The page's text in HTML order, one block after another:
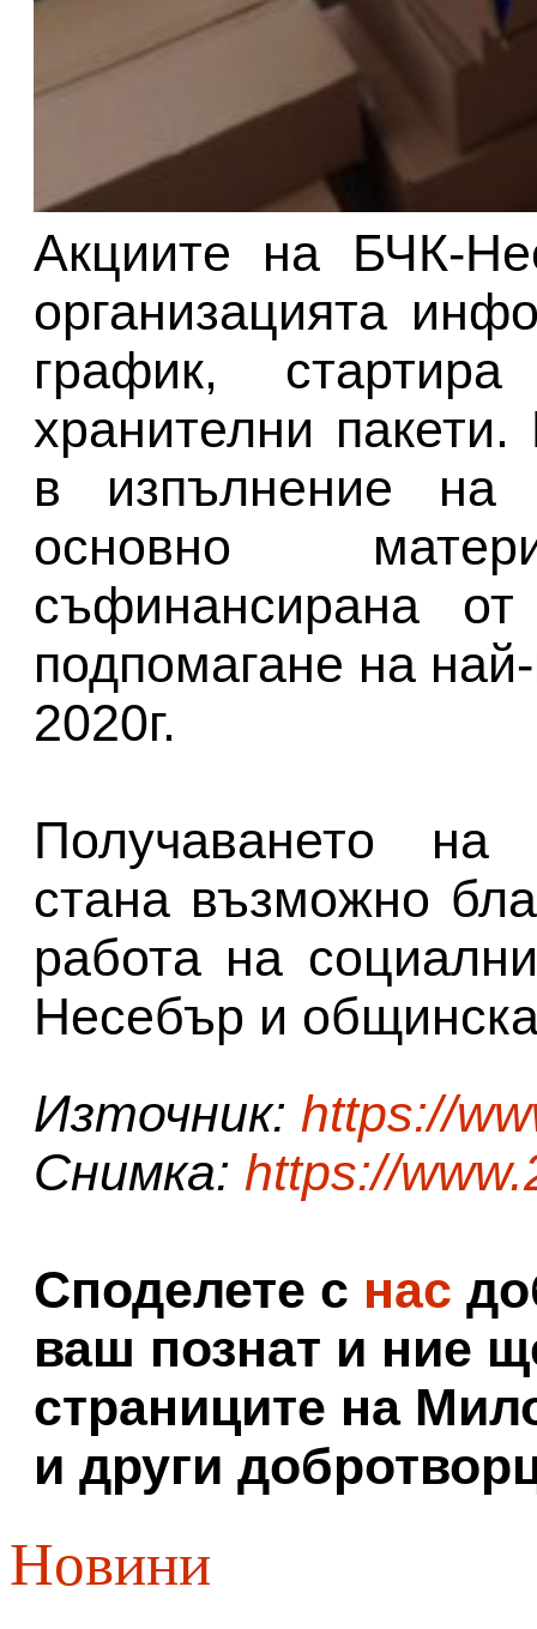
Акциите на БЧК-
организацията
график,
хранителни
в изпълнение
основно
съфинансирана
подпомагане на
2020г.
Получаването на
стана възможно
работа на
Несебър и
Източник: https://
Снимка: https://
Споделете с нас
ваш познат и ние
страниците на
и други
Новини